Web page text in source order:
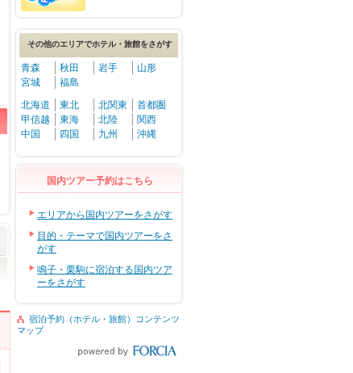
その他のエリアでホテル・旅館をさがす
青森 秋田 岩手
山形
宮城
福島
北海道
東北 北関東
首都圏
甲信越
東海 北陸
関西
中国
四国 九州 沖縄
国内ツアー予約はこちら
エリアから国内ツアーをさがす
目的・テーマで国内ツアーをさ
がす
鳴子・栗駒に宿泊する国内ツア
ーをさがす
宿泊予約（ホテル・旅館）コンテンツ
マップ